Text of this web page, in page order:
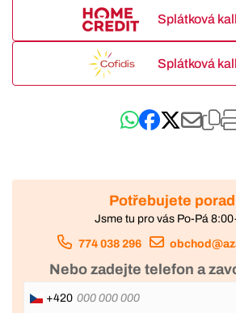
Splátková
Splátková
Potřebujete
Jsme tu pro vás Po-Pá
774 038 296
Nebo zadejte telefon a
+420